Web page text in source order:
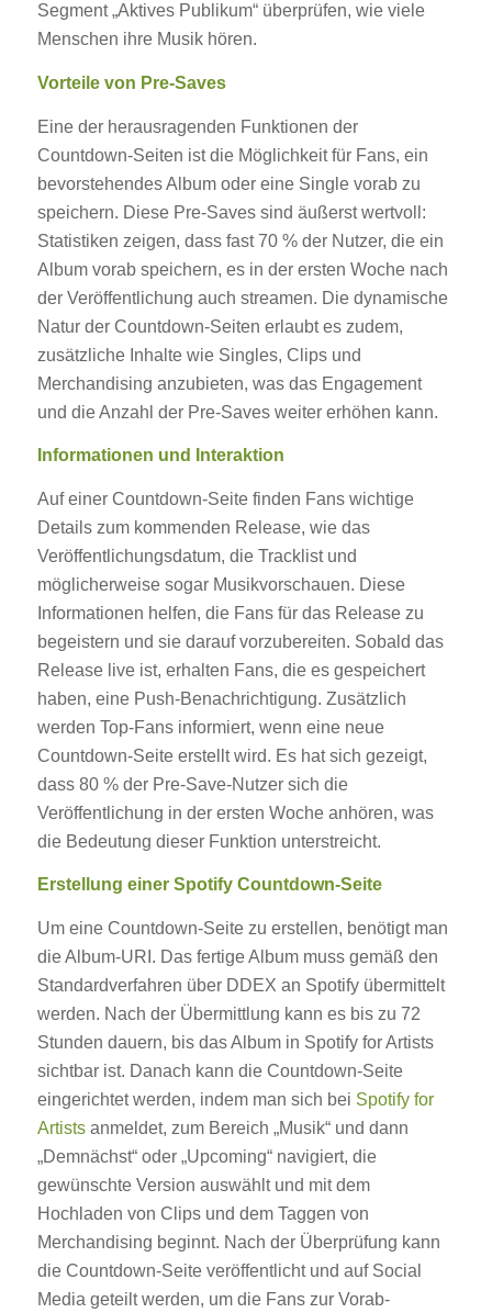
Segment „Aktives Publikum“ überprüfen, wie viele
Menschen ihre Musik hören.
Vorteile von Pre-Saves
Eine der herausragenden Funktionen der
Countdown-Seiten ist die Möglichkeit für Fans, ein
bevorstehendes Album oder eine Single vorab zu
speichern. Diese Pre-Saves sind äußerst wertvoll:
Statistiken zeigen, dass fast 70 % der Nutzer, die ein
Album vorab speichern, es in der ersten Woche nach
der Veröffentlichung auch streamen. Die dynamische
Natur der Countdown-Seiten erlaubt es zudem,
zusätzliche Inhalte wie Singles, Clips und
Merchandising anzubieten, was das Engagement
und die Anzahl der Pre-Saves weiter erhöhen kann.
Informationen und Interaktion
Auf einer Countdown-Seite finden Fans wichtige
Details zum kommenden Release, wie das
Veröffentlichungsdatum, die Tracklist und
möglicherweise sogar Musikvorschauen. Diese
Informationen helfen, die Fans für das Release zu
begeistern und sie darauf vorzubereiten. Sobald das
Release live ist, erhalten Fans, die es gespeichert
haben, eine Push-Benachrichtigung. Zusätzlich
werden Top-Fans informiert, wenn eine neue
Countdown-Seite erstellt wird. Es hat sich gezeigt,
dass 80 % der Pre-Save-Nutzer sich die
Veröffentlichung in der ersten Woche anhören, was
die Bedeutung dieser Funktion unterstreicht.
Erstellung einer Spotify Countdown-Seite
Um eine Countdown-Seite zu erstellen, benötigt man
die Album-URI. Das fertige Album muss gemäß den
Standardverfahren über DDEX an Spotify übermittelt
werden. Nach der Übermittlung kann es bis zu 72
Stunden dauern, bis das Album in Spotify for Artists
sichtbar ist. Danach kann die Countdown-Seite
eingerichtet werden, indem man sich bei Spotify for
Artistsanmeldet, zum Bereich „Musik“ und dann
„Demnächst“ oder „Upcoming“ navigiert, die
gewünschte Version auswählt und mit dem
Hochladen von Clips und dem Taggen von
Merchandising beginnt. Nach der Überprüfung kann
die Countdown-Seite veröffentlicht und auf Social
Media geteilt werden, um die Fans zur Vorab-